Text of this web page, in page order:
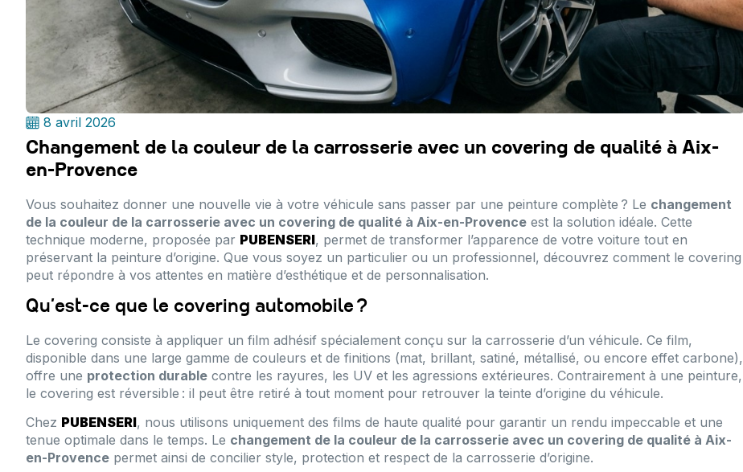
8 avril 2026
Changement de la couleur de la carrosserie avec un covering de qualité à Aix-
en-Provence
Vous souhaitez donner une nouvelle vie à votre véhicule sans passer par une peinture complète ? Le changement
de la couleur de la carrosserie avec un covering de qualité à Aix-en-Provence est la solution idéale. Cette
technique moderne, proposée par PUBENSERI, permet de transformer l’apparence de votre voiture tout en
préservant la peinture d’origine. Que vous soyez un particulier ou un professionnel, découvrez comment le covering
peut répondre à vos attentes en matière d’esthétique et de personnalisation.
Qu’est-ce que le covering automobile ?
Le covering consiste à appliquer un film adhésif spécialement conçu sur la carrosserie d’un véhicule. Ce film,
disponible dans une large gamme de couleurs et de finitions (mat, brillant, satiné, métallisé, ou encore effet carbone),
offre une protection durable contre les rayures, les UV et les agressions extérieures. Contrairement à une peinture,
le covering est réversible : il peut être retiré à tout moment pour retrouver la teinte d’origine du véhicule.
Chez PUBENSERI, nous utilisons uniquement des films de haute qualité pour garantir un rendu impeccable et une
tenue optimale dans le temps. Le changement de la couleur de la carrosserie avec un covering de qualité à Aix-
en-Provence permet ainsi de concilier style, protection et respect de la carrosserie d’origine.